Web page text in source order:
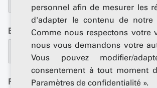
personnel afin de mesurer les
d'adapter le contenu de notre
Comme nous respectons votre
nous vous demandons votre
Vous pouvez modifier/
consentement à tout moment
Paramètres de confidentialité ».
Entreprise*
Rue / No.*